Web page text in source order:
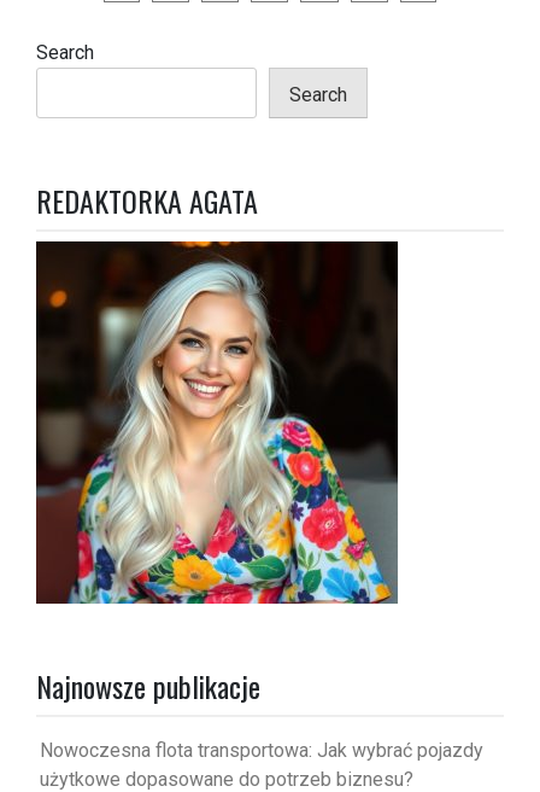
Search
Search
REDAKTORKA AGATA
Najnowsze publikacje
Nowoczesna flota transportowa: Jak wybrać pojazdy
użytkowe dopasowane do potrzeb biznesu?